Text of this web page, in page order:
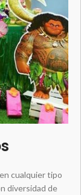
cualquier tipo
diversidad de